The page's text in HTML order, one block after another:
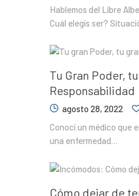
Hablemos del Libre
Cuál elegís ser?
Tu Gran Poder,
Responsabilidad
agosto 28, 2022
Conocí un médico que
una enfermedad…
Cómo dejar de